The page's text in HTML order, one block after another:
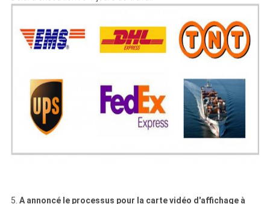
5. A annoncé le processus pour la carte vidéo d'affichage à